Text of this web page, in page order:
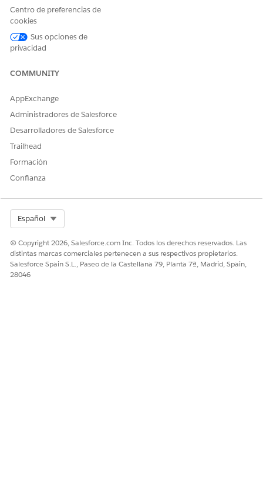
Haga clic en
Activar versión
¡Háganos saber cómo podemos mejorar!
Centro de preferencias de
cookies
Sus opciones de
privacidad
COMMUNITY
AppExchange
Administradores de Salesforce
Desarrolladores de Salesforce
Trailhead
Formación
Confianza
Español
© Copyright 2026, Salesforce.com Inc. Todos los derechos reservados. Las
distintas marcas comerciales pertenecen a sus respectivos propietarios.
Salesforce Spain S.L., Paseo de la Castellana 79, Planta 7ª, Madrid, Spain,
28046